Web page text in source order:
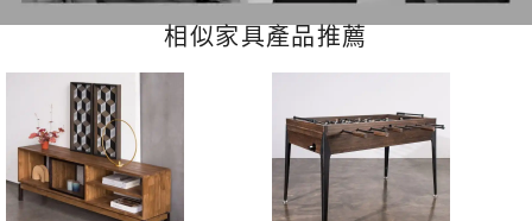
相似家具產品推薦